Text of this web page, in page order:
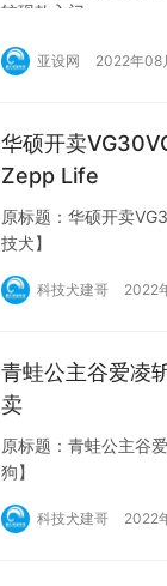
较现款入门
亚设网 2022年08
华硕开卖
Zepp Life
原标题：华硕开卖
技犬】
科技犬建哥 2022
青蛙公主谷爱凌
卖
原标题：青蛙公主谷
狗】
科技犬建哥 2022